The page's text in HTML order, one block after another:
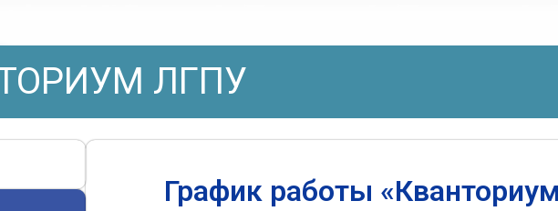
ЛГПУ
График работы